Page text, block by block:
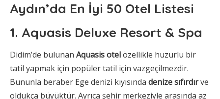
Aydın’da En İyi 50 Otel Listesi
1. Aquasis Deluxe Resort & Spa
Didim’de bulunan Aquasis otelözellikle huzurlu bir
tatil yapmak için popüler tatil için vazgeçilmezdir.
Bununla beraber Ege denizi kıyısında denize sıfırdırve
oldukça büyüktür. Ayrıca şehir merkeziyle arasında az